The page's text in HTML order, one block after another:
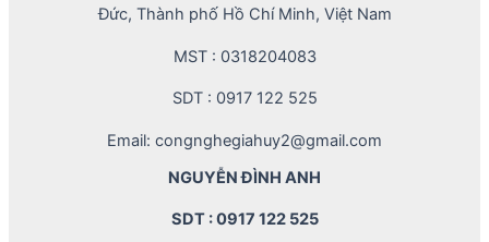
Đức, Thành phố Hồ Chí Minh, Việt Nam
MST : 0318204083
SDT : 0917 122 525
Email: congnghegiahuy2@gmail.com
NGUYỄN ĐÌNH ANH
SDT : 0917 122 525